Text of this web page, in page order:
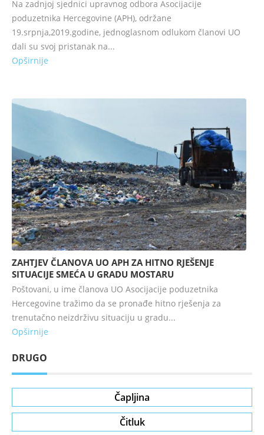
Na zadnjoj sjednici upravnog odbora Asocijacije
poduzetnika Hercegovine (APH), održane
19.srpnja,2019.godine, jednoglasnom odlukom članovi UO
dali su svoj pristanak na...
Opširnije
ZAHTJEV ČLANOVA UO APH ZA HITNO RJEŠENJE
SITUACIJE SMEĆA U GRADU MOSTARU
Poštovani, u ime članova UO Asocijacije poduzetnika
Hercegovine tražimo da se pronađe hitno rješenja za
trenutačno neizdrživu situaciju u gradu...
Opširnije
DRUGO
Čapljina
Čitluk